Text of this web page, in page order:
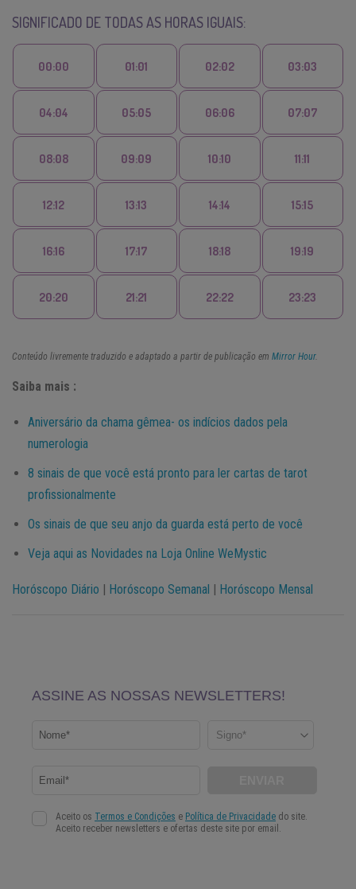
SIGNIFICADO DE TODAS AS HORAS IGUAIS:
00:00 01:01 02:02 03:03
04:04 05:05 06:06 07:07
08:08 09:09 10:10 11:11
12:12 13:13 14:14 15:15
16:16 17:17 18:18 19:19
20:20 21:21 22:22 23:23
Conteúdo livremente traduzido e adaptado a partir de publicação em Mirror Hour.
Saiba mais :
Aniversário da chama gêmea- os indícios dados pela
numerologia
8 sinais de que você está pronto para ler cartas de tarot
profissionalmente
Os sinais de que seu anjo da guarda está perto de você
Veja aqui as Novidades na Loja Online WeMystic
Horóscopo Diário | Horóscopo Semanal | Horóscopo Mensal